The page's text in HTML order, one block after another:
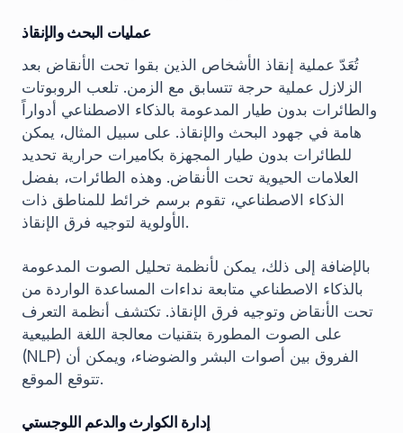
عمليات البحث والإنقاذ
تُعَدّ عملية إنقاذ الأشخاص الذين بقوا تحت الأنقاض بعد
الزلازل عملية حرجة تتسابق مع الزمن. تلعب الروبوتات
والطائرات بدون طيار المدعومة بالذكاء الاصطناعي أدواراً
هامة في جهود البحث والإنقاذ. على سبيل المثال، يمكن
للطائرات بدون طيار المجهزة بكاميرات حرارية تحديد
العلامات الحيوية تحت الأنقاض. وهذه الطائرات، بفضل
الذكاء الاصطناعي، تقوم برسم خرائط للمناطق ذات
الأولوية لتوجيه فرق الإنقاذ.
بالإضافة إلى ذلك، يمكن لأنظمة تحليل الصوت المدعومة
بالذكاء الاصطناعي متابعة نداءات المساعدة الواردة من
تحت الأنقاض وتوجيه فرق الإنقاذ. تكتشف أنظمة التعرف
على الصوت المطورة بتقنيات معالجة اللغة الطبيعية
(NLP) الفروق بين أصوات البشر والضوضاء، ويمكن أن
تتوقع الموقع.
إدارة الكوارث والدعم اللوجستي